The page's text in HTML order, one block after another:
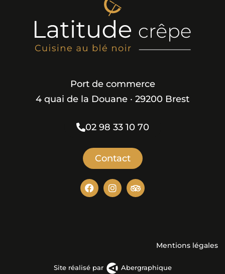
Port de commerce
4 quai de la Douane · 29200 Brest
02 98 33 10 70
Contact
Mentions légales
Site réalisé par Abergraphique